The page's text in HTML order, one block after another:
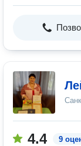
4.4 9